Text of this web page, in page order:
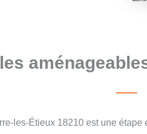
les-Étieux 18210 est une